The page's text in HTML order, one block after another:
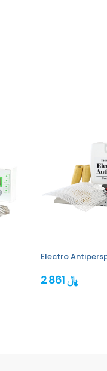
Electro
2 861 ﷼